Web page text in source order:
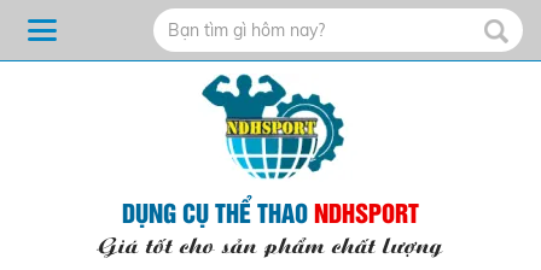
DỤNG CỤ THỂ THAONDHSPORT
Giá tốt cho sản phẩm chất lượng